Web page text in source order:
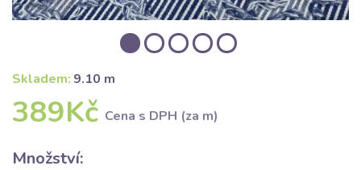
Skladem: 9.10 m
389Kč Cena s DPH (za m)
Množství: